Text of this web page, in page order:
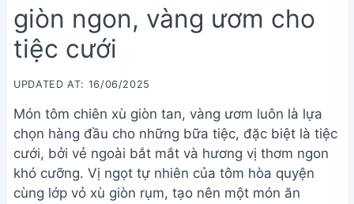
giòn ngon, vàng ươm cho
tiệc cưới
UPDATED AT: 16/06/2025
Món tôm chiên xù giòn tan, vàng ươm luôn là lựa
chọn hàng đầu cho những bữa tiệc, đặc biệt là tiệc
cưới, bởi vẻ ngoài bắt mắt và hương vị thơm ngon
khó cưỡng. Vị ngọt tự nhiên của tôm hòa quyện
cùng lớp vỏ xù giòn rụm, tạo nên một món ăn